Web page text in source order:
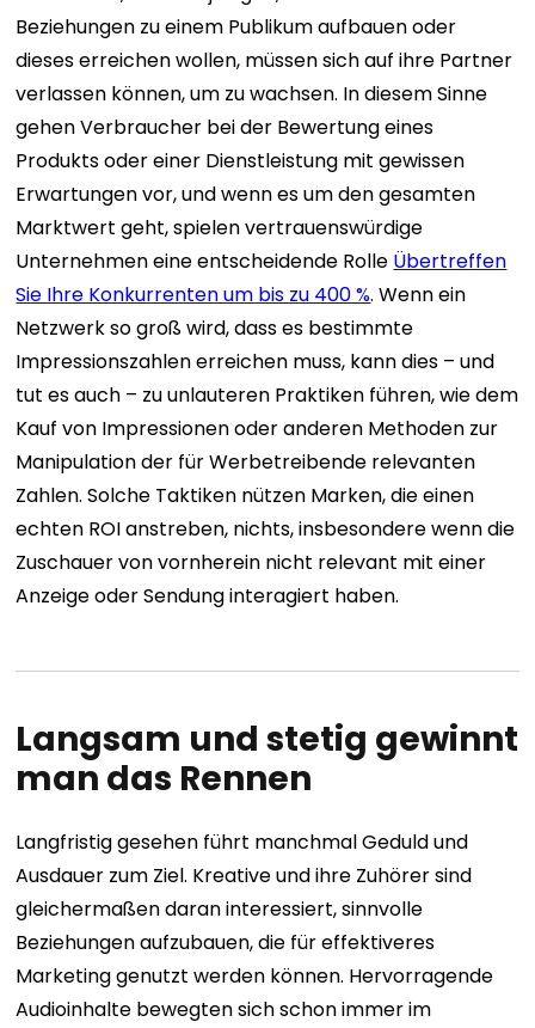
Beziehungen zu einem Publikum aufbauen oder
dieses erreichen wollen, müssen sich auf ihre Partner
verlassen können, um zu wachsen. In diesem Sinne
gehen Verbraucher bei der Bewertung eines
Produkts oder einer Dienstleistung mit gewissen
Erwartungen vor, und wenn es um den gesamten
Marktwert geht, spielen vertrauenswürdige
Unternehmen eine entscheidende Rolle Übertreffen
Sie Ihre Konkurrenten um bis zu 400 %. Wenn ein
Netzwerk so groß wird, dass es bestimmte
Impressionszahlen erreichen muss, kann dies – und
tut es auch – zu unlauteren Praktiken führen, wie dem
Kauf von Impressionen oder anderen Methoden zur
Manipulation der für Werbetreibende relevanten
Zahlen. Solche Taktiken nützen Marken, die einen
echten ROI anstreben, nichts, insbesondere wenn die
Zuschauer von vornherein nicht relevant mit einer
Anzeige oder Sendung interagiert haben.
Langsam und stetig gewinnt
man das Rennen
Langfristig gesehen führt manchmal Geduld und
Ausdauer zum Ziel. Kreative und ihre Zuhörer sind
gleichermaßen daran interessiert, sinnvolle
Beziehungen aufzubauen, die für effektiveres
Marketing genutzt werden können. Hervorragende
Audioinhalte bewegten sich schon immer im